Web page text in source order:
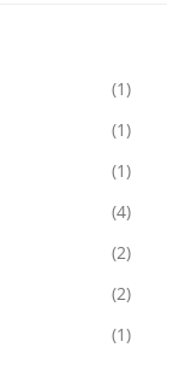
(1)
(1)
(1)
(4)
(2)
(2)
(1)